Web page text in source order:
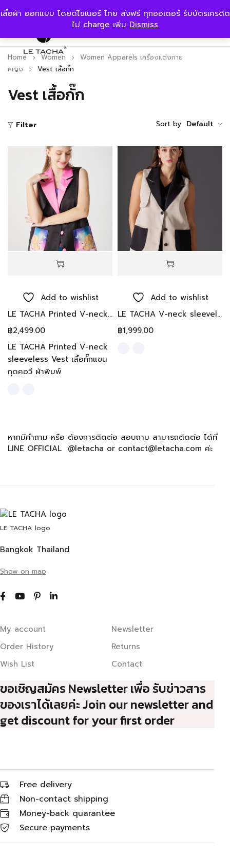
เสื้อผ้า ออกแบบ โดยดีไซเนอร์ ไทย ส่งฟรี ทุกออเดอร์ รับบัตรเครดิต
ไม่ charge เพิ่ม Dismiss
Vest เสื้อกั๊ก
Home Women
Women Apparels เครื่องแต่งกาย
หญิง
Vest เสื้อกั๊ก
Filter Sort by Default
Add to wishlist
LE TACHA Printed V-neck sleeveless Vest เสื้อแขนกุุดคอวี Designed by Thai designers
฿2,499.00
LE TACHA Printed V-neck
sleeveless Vest เสื้อกั๊กแขน
กุดคอวี ผ้าพิมพ์
Add to wishlist
LE TACHA V-neck sleeveless Two Tones Vest เสื้อกั๊กแขนกุุดคอวี
฿1,999.00
หากมีคำถาม หรือ ต้องการติดต่อ สอบถาม สามารถติดต่อ ได้ที่
LINE OFFICIAL @letacha or contact@letacha.com ค่ะ
LE TACHA logo
Bangkok Thailand
Show on map
My account
Order History
Wish List
Newsletter
Returns
Contact
ขอเชิญสมัคร Newsletter เพื่อ รับข่าวสาร
ของเราได้เลยค่ะ Join our newsletter and
get discount for your first order
Free delivery
Non-contact shipping
Money-back quarantee
Secure payments